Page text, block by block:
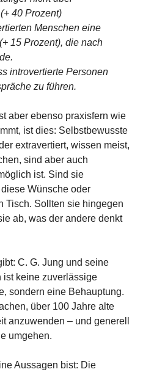
40 Prozent)
Menschen eine
15 Prozent), die nach
introvertierte Personen
zu führen.
aber ebenso praxisfern wie
ist dies: Selbstbewusste
extravertiert, wissen meist,
sind aber auch
ist. Sind sie
Wünsche oder
Tisch. Sollten sie hingegen
ab, was der andere denkt
C. G. Jung und seine
ist keine zuverlässige
sondern eine Behauptung.
über 100 Jahre alte
anzuwenden – und generell
umgehen.
Aussagen bist: Die